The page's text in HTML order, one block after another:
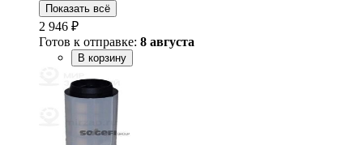
Показать всё
2 946 ₽
Готов к отправке: 8 августа
В корзину